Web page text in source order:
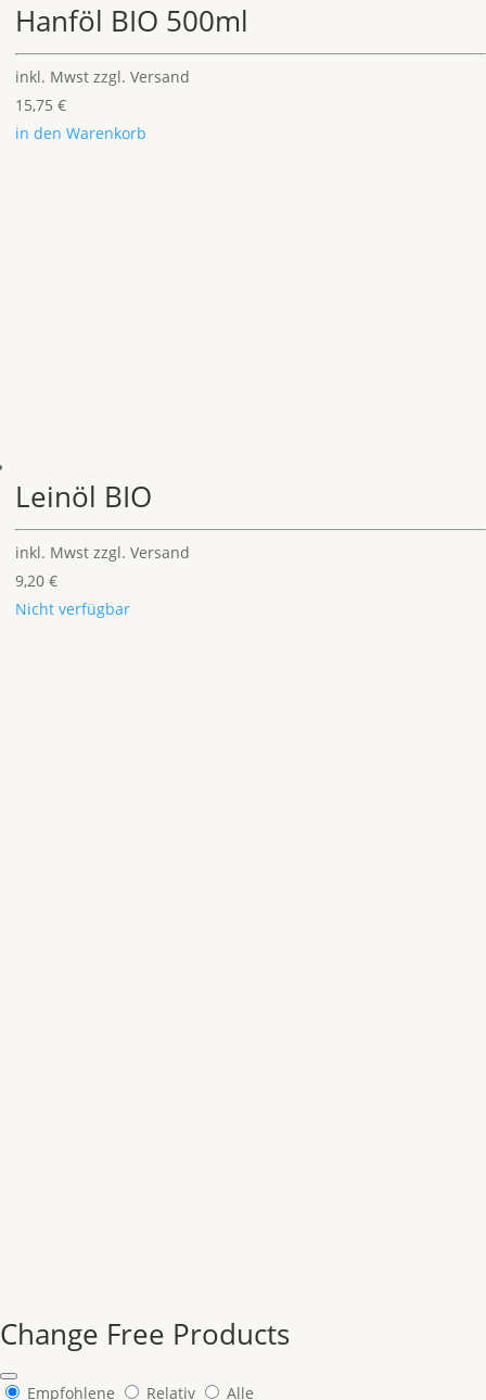
Hanföl BIO 500ml
inkl. Mwst zzgl. Versand
15,75 €
in den Warenkorb
Leinöl BIO
inkl. Mwst zzgl. Versand
9,20 €
Nicht verfügbar
Change Free Products
Empfohlene Relativ Alle